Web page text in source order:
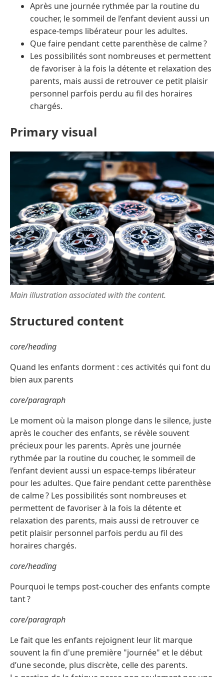
Après une journée rythmée par la routine du
coucher, le sommeil de l’enfant devient aussi un
espace-temps libérateur pour les adultes.
Que faire pendant cette parenthèse de calme ?
Les possibilités sont nombreuses et permettent
de favoriser à la fois la détente et relaxation des
parents, mais aussi de retrouver ce petit plaisir
personnel parfois perdu au fil des horaires
chargés.
Primary visual
Main illustration associated with the content.
Structured content
core/heading
Quand les enfants dorment : ces activités qui font du
bien aux parents
core/paragraph
Le moment où la maison plonge dans le silence, juste
après le coucher des enfants, se révèle souvent
précieux pour les parents. Après une journée
rythmée par la routine du coucher, le sommeil de
l’enfant devient aussi un espace-temps libérateur
pour les adultes. Que faire pendant cette parenthèse
de calme ? Les possibilités sont nombreuses et
permettent de favoriser à la fois la détente et
relaxation des parents, mais aussi de retrouver ce
petit plaisir personnel parfois perdu au fil des
horaires chargés.
core/heading
Pourquoi le temps post-coucher des enfants compte
tant ?
core/paragraph
Le fait que les enfants rejoignent leur lit marque
souvent la fin d'une première "journée" et le début
d’une seconde, plus discrète, celle des parents.